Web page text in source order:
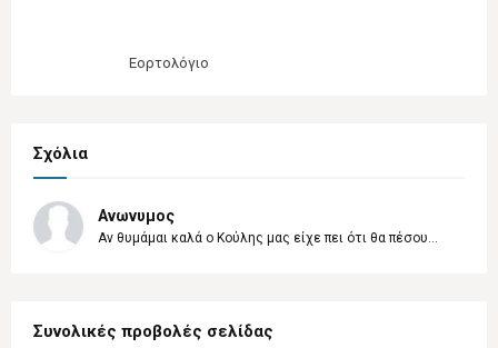
Εορτολόγιο
Σχόλια
Ανωνυμος
Αν θυμάμαι καλά ο Κούλης μας είχε πει ότι θα πέσου...
Συνολικές προβολές σελίδας